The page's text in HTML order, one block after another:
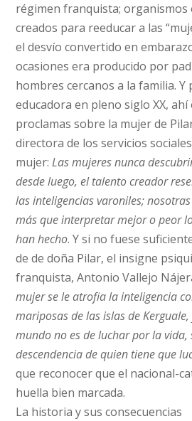
régimen franquista;
creados para reeducar a las
el desvío convertido en
ocasiones era producido por
hombres cercanos a la familia.
educadora en pleno siglo XX, ahí
proclamas sobre la mujer de
directora de los servicios
mujer:Las mujeres nunca
desde luego, el talento creador
las inteligencias varoniles;
más que interpretar mejor o peor
han hecho. Y si no fuese
de de doña Pilar, el insigne
franquista, Antonio Vallejo
mujer se le atrofia la inteligencia
mariposas de las islas de
mundo no es de luchar por la
descendencia de quien tiene que
que reconocer que el nacional-
huella bien marcada.
La historia y sus consecuencias